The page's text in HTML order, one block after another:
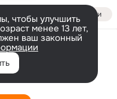
Войти
чтобы улучшить
менее 13 лет,
ваш законный